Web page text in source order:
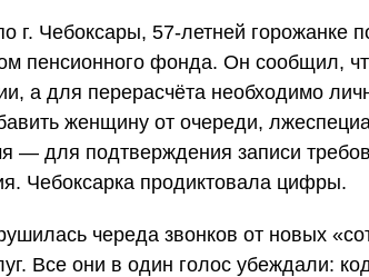
г. Чебоксары, 57-летней горожанке
пенсионного фонда. Он сообщил,
а для перерасчёта необходимо
женщину от очереди,
— для подтверждения записи
Чебоксарка продиктовала цифры.
череда звонков от новых
Все они в один голос убеждали: